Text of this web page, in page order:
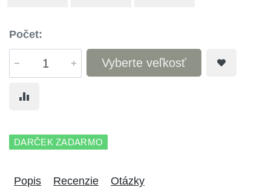
Počet:
Vyberte veľkosť
DARČEK ZADARMO
Popis Recenzie Otázky